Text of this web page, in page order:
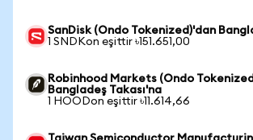
SanDisk (Ondo Tokenized)'dan
1 SNDKon eşittir ৳151.651,00
Robinhood Markets (Ondo
Bangladeş Takası'na
1 HOODon eşittir ৳11.614,66